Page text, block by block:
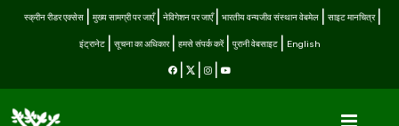
स्क्रीन रीडर एक्सेस मुख्य सामग्री पर जाएँ नेविगेशन पर जाएँ भारतीय वन्यजीव संस्थान वेबमेल साइट मानचित्र
इंट्रानेट सूचना का अधिकार हमसे संपर्क करें पुरानी वेबसाइट English